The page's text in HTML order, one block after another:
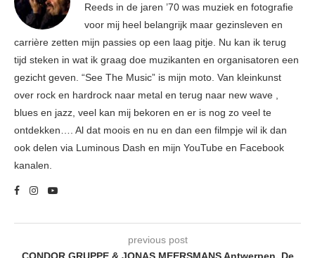
Reeds in de jaren ’70 was muziek en fotografie
voor mij heel belangrijk maar gezinsleven en
carrière zetten mijn passies op een laag pitje. Nu kan ik terug
tijd steken in wat ik graag doe muzikanten en organisatoren een
gezicht geven. “See The Music” is mijn moto. Van kleinkunst
over rock en hardrock naar metal en terug naar new wave ,
blues en jazz, veel kan mij bekoren en er is nog zo veel te
ontdekken…. Al dat moois en nu en dan een filmpje wil ik dan
ook delen via Luminous Dash en mijn YouTube en Facebook
kanalen.
previous post
CONDOR GRUPPE & JONAS MEERSMANS Antwerpen, De